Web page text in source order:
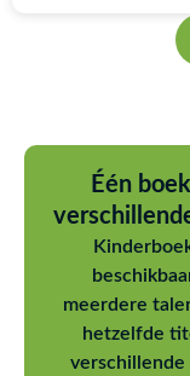
Één
meerdere
hetzelfde
verschillende